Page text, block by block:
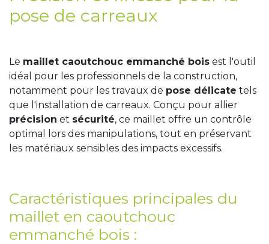
pose de carreaux
Le maillet caoutchouc emmanché bois est l'outil
idéal pour les professionnels de la construction,
notamment pour les travaux de pose délicate tels
que l'installation de carreaux. Conçu pour allier
précision et sécurité, ce maillet offre un contrôle
optimal lors des manipulations, tout en préservant
les matériaux sensibles des impacts excessifs.
Caractéristiques principales du
maillet en caoutchouc
emmanché bois :